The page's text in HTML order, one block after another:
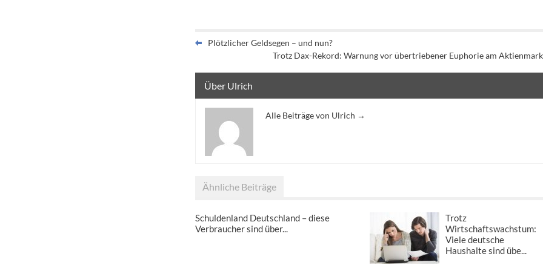
Plötzlicher Geldsegen – und nun?
Trotz Dax-Rekord: Warnung vor übertriebener Euphorie am
Über Ulrich
Alle Beiträge von Ulrich →
Ähnliche Beiträge
Schuldenland Deutschland – diese
Verbraucher sind über...
Trotz
Wirtschaftswachstum:
Viele deutsche
Haushalte sind übe...